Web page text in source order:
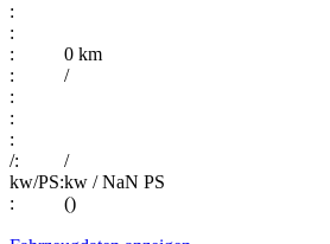
:
:
:
0 km
:
/
:
:
:
/:
/
kw/PS:kw / NaN PS
:
()